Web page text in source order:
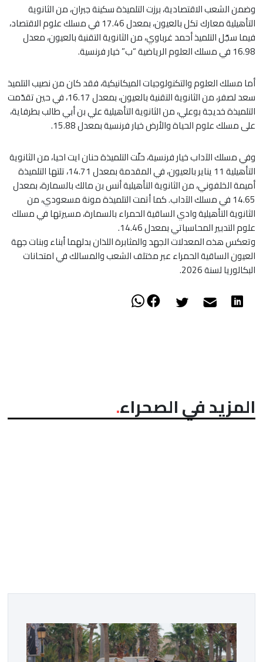
وضمن الشعب الاقتصادية، برزت التلميذة سكينة جبران، من الثانوية
التأهيلية معارك تكل بالعيون، بمعدل 17.46 في مسلك علوم الاقتصاد،
فيما سجّل التلميذ أحمد غرباوي، من الثانوية التقنية بالعيون، معدل
16.98 في مسلك العلوم الرياضية “ب” خيار فرنسية.
أما مسلك العلوم والتكنولوجيات الميكانيكية، فقد كان من نصيب التلميذ
سعد لصفر، من الثانوية التقنية بالعيون، بمعدل 16.17، في حين تقدّمت
التلميذة خديجة بوعلي، من الثانوية التأهيلية علي بن أبي طالب بطرفاية،
على مسلك علوم الحياة والأرض خيار فرنسية بمعدل 15.88.
وفي مسلك الآداب خيار فرنسية، حلّت التلميذة حنان ايت احيا، من الثانوية
التأهيلية 11 يناير بالعيون، في المقدمة بمعدل 14.71، تلتها التلميذة
أميمة الخلفوني، من الثانوية التأهيلية أنس بن مالك بالسمارة، بمعدل
14.65 في مسلك الآداب. كما أتمت التلميذة مونة مسعودي، من
الثانوية التأهيلية وادي الساقية الحمراء بالسمارة، مسيرتها في مسلك
علوم التدبير المحاسباتي بمعدل 14.46.
وتعكس هذه المعدلات الجهد والمثابرة اللذان بدلهما أبناء وبنات جهة
العيون الساقية الحمراء عبر مختلف الشعب والمسالك في امتحانات
البكالوريا لسنة 2026.
المزيد في الصحراء